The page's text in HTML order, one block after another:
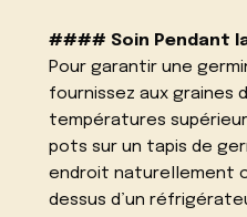
#### Soin Pendant
Pour garantir une
fournissez aux graines
températures
pots sur un tapis de
endroit naturellement
dessus d’un